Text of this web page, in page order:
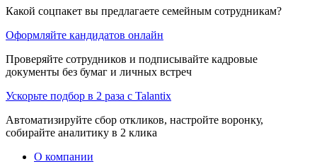
Какой соцпакет вы предлагаете семейным сотрудникам?
Оформляйте кандидатов онлайн
Проверяйте сотрудников и подписывайте кадровые
документы без бумаг и личных встреч
Ускорьте подбор в 2 раза с Talantix
Автоматизируйте сбор откликов, настройте воронку,
собирайте аналитику в 2 клика
О компании